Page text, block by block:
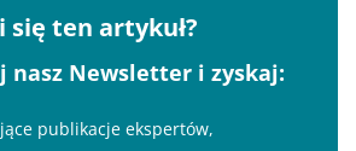
się ten artykuł?
nasz Newsletter i zyskaj:
publikacje ekspertów,